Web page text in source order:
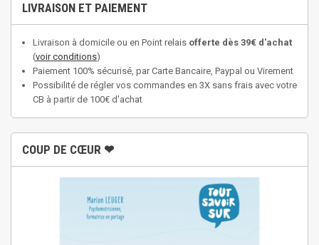
LIVRAISON ET PAIEMENT
Livraison à domicile ou en Point relais offerte dès 39€ d'achat
(voir conditions)
Paiement 100% sécurisé, par Carte Bancaire, Paypal ou Virement
Possibilité de régler vos commandes en 3X sans frais avec votre
CB à partir de 100€ d'achat
COUP DE CŒUR ❤